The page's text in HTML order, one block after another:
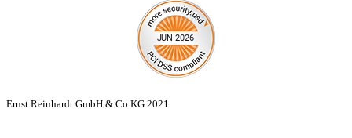
Ernst Reinhardt GmbH & Co KG 2021